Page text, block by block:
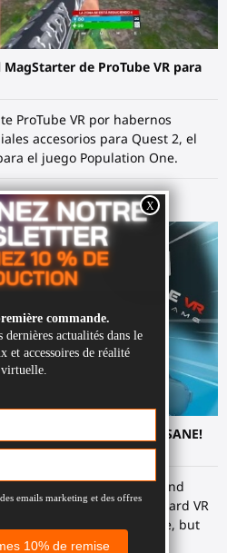
de ProTube VR para
ProTube VR por habernos
accesorios para Quest 2, el
el juego Population One.
the Oculus Quest is INSANE!
Gameplay!
ProTube VR Magstarter and
it out by playing Onward VR
10 for being a good device, but